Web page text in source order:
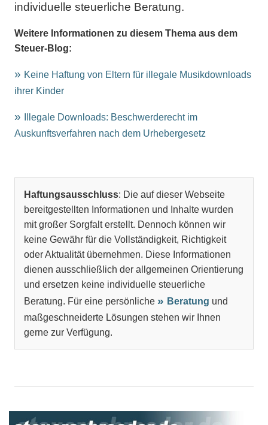
individuelle steuerliche Beratung.
Weitere Informationen zu diesem Thema aus dem
Steuer-Blog:
Keine Haftung von Eltern für illegale Musikdownloads
ihrer Kinder
Illegale Downloads: Beschwerderecht im
Auskunftsverfahren nach dem Urhebergesetz
Haftungsausschluss: Die auf dieser Webseite
bereitgestellten Informationen und Inhalte wurden
mit großer Sorgfalt erstellt. Dennoch können wir
keine Gewähr für die Vollständigkeit, Richtigkeit
oder Aktualität übernehmen. Diese Informationen
dienen ausschließlich der allgemeinen Orientierung
und ersetzen keine individuelle steuerliche
Beratung. Für eine persönliche
Beratung und
maßgeschneiderte Lösungen stehen wir Ihnen
gerne zur Verfügung.